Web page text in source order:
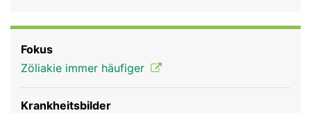
Rubriken
Fokus
Zöliakie immer häufiger
Krankheitsbilder